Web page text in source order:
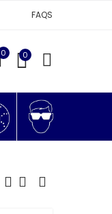
FAQS
0 0